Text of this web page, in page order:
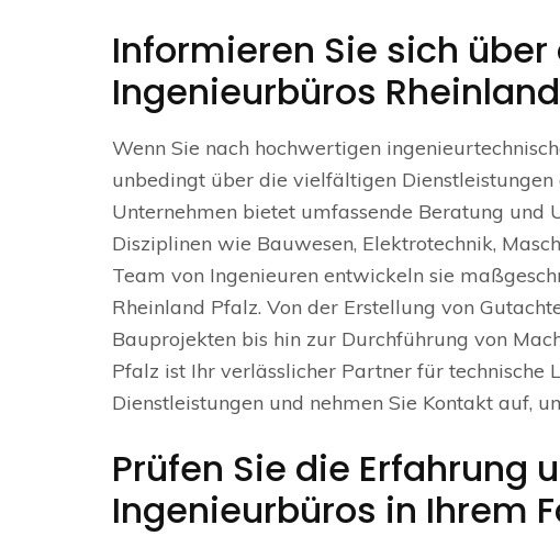
Informieren Sie sich
Ingenieurbüros
Wenn Sie nach hochwertigen
unbedingt über die vielfältigen
Unternehmen bietet umfassende Beratung und
Disziplinen wie Bauwesen, Elektrotechnik,
Team von Ingenieuren entwickeln sie
Rheinland Pfalz. Von der Erstellung von
Bauprojekten bis hin zur Durchführung von
Pfalz ist Ihr verlässlicher Partner für technische
Dienstleistungen und nehmen Sie Kontakt auf,
Prüfen Sie die Erfahrung
Ingenieurbüros in Ihrem